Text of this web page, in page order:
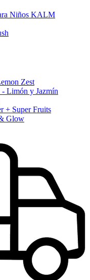
Niños KALM
Zest
- Limón y Jazmín
+ Super Fruits
Glow